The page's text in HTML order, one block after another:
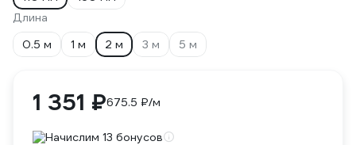
Длина
0.5 м
1 м 2 м 3 м 5 м
1 351 ₽675.5 ₽/м
Начислим 13 бонусов